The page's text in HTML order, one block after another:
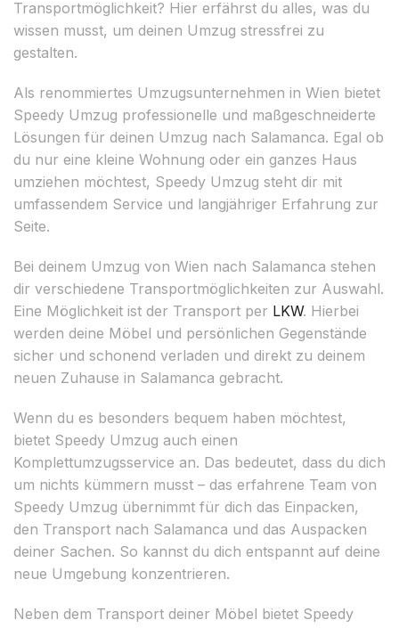
Transportmöglichkeit? Hier erfährst du alles, was du
wissen musst, um deinen Umzug stressfrei zu
gestalten.
Als renommiertes Umzugsunternehmen in Wien bietet
Speedy Umzug professionelle und maßgeschneiderte
Lösungen für deinen Umzug nach Salamanca. Egal ob
du nur eine kleine Wohnung oder ein ganzes Haus
umziehen möchtest, Speedy Umzug steht dir mit
umfassendem Service und langjähriger Erfahrung zur
Seite.
Bei deinem Umzug von Wien nach Salamanca stehen
dir verschiedene Transportmöglichkeiten zur Auswahl.
Eine Möglichkeit ist der Transport per LKW. Hierbei
werden deine Möbel und persönlichen Gegenstände
sicher und schonend verladen und direkt zu deinem
neuen Zuhause in Salamanca gebracht.
Wenn du es besonders bequem haben möchtest,
bietet Speedy Umzug auch einen
Komplettumzugsservice an. Das bedeutet, dass du dich
um nichts kümmern musst – das erfahrene Team von
Speedy Umzug übernimmt für dich das Einpacken,
den Transport nach Salamanca und das Auspacken
deiner Sachen. So kannst du dich entspannt auf deine
neue Umgebung konzentrieren.
Neben dem Transport deiner Möbel bietet Speedy